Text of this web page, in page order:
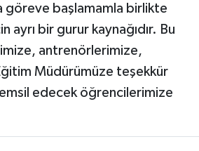
göreve başlamamla birlikte
ayrı bir gurur kaynağıdır. Bu
antrenörlerimize,
Müdürümüze teşekkür
edecek öğrencilerimize